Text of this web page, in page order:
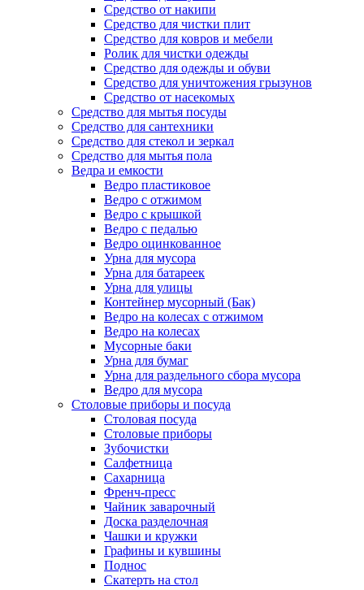
Средство от накипи
Средство для чистки плит
Средство для ковров и мебели
Ролик для чистки одежды
Средство для одежды и обуви
Средство для уничтожения грызунов
Средство от насекомых
Средство для мытья посуды
Средство для сантехники
Средство для стекол и зеркал
Средство для мытья пола
Ведра и емкости
Ведро пластиковое
Ведро с отжимом
Ведро с крышкой
Ведро с педалью
Ведро оцинкованное
Урна для мусора
Урна для батареек
Урна для улицы
Контейнер мусорный (Бак)
Ведро на колесах с отжимом
Ведро на колесах
Мусорные баки
Урна для бумаг
Урна для раздельного сбора мусора
Ведро для мусора
Столовые приборы и посуда
Столовая посуда
Столовые приборы
Зубочистки
Салфетница
Сахарница
Френч-пресс
Чайник заварочный
Доска разделочная
Чашки и кружки
Графины и кувшины
Поднос
Скатерть на стол